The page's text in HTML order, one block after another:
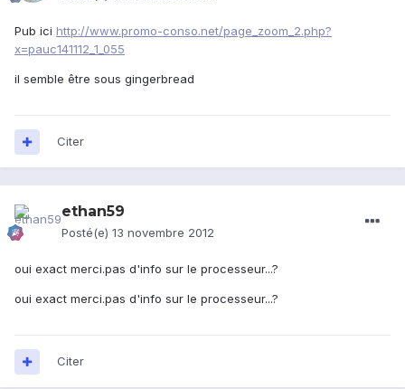
Pub ici http://www.promo-conso.net/page_zoom_2.php?
x=pauc141112_1_055
il semble être sous gingerbread
Citer
ethan59
Posté(e) 13 novembre 2012
oui exact merci.pas d'info sur le processeur...?
oui exact merci.pas d'info sur le processeur...?
Citer